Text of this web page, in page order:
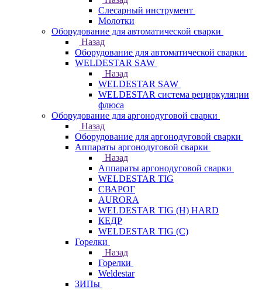
Слесарный инструмент
Молотки
Оборудование для автоматической сварки
Назад
Оборудование для автоматической сварки
WELDESTAR SAW
Назад
WELDESTAR SAW
WELDESTAR система рециркуляции
флюса
Оборудование для аргонодуговой сварки
Назад
Оборудование для аргонодуговой сварки
Аппараты аргонодуговой сварки
Назад
Аппараты аргонодуговой сварки
WELDESTAR TIG
СВАРОГ
AURORA
WELDESTAR TIG (H) HARD
КЕДР
WELDESTAR TIG (С)
Горелки
Назад
Горелки
Weldestar
ЗИПы